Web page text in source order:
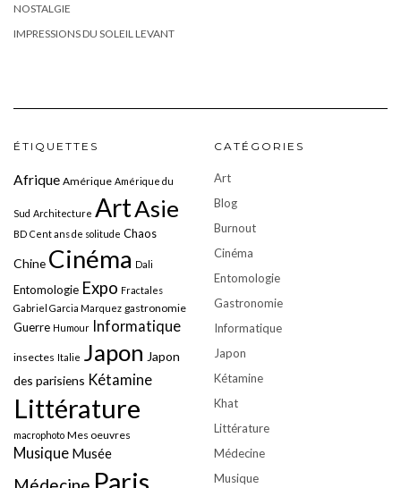
NOSTALGIE
IMPRESSIONS DU SOLEIL LEVANT
ÉTIQUETTES
Afrique Amérique Amérique du
Sud Architecture ArtAsie
BD Cent ans de solitude Chaos
Chine Cinéma Dali
Entomologie Expo Fractales
Gabriel Garcia Marquez gastronomie
Guerre Humour Informatique
insectes Italie Japon Japon
des parisiens Kétamine
Littérature
macrophoto Mes oeuvres
Musique Musée
Paris
CATÉGORIES
Art
Blog
Burnout
Cinéma
Entomologie
Gastronomie
Informatique
Japon
Kétamine
Khat
Littérature
Médecine
Musique